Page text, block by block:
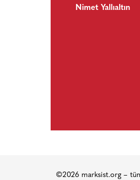
Nimet Yallıaltın
©2026 marksist.org – tüm